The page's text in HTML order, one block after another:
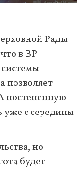
Рады
в ВР
позволяет
постепенную
уже с середины
но
будет